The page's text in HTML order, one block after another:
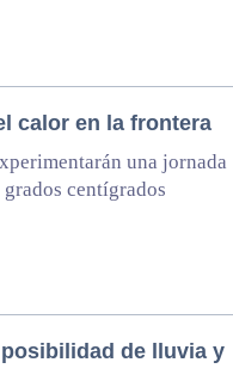
calor en la frontera
una jornada
centígrados
de lluvia y